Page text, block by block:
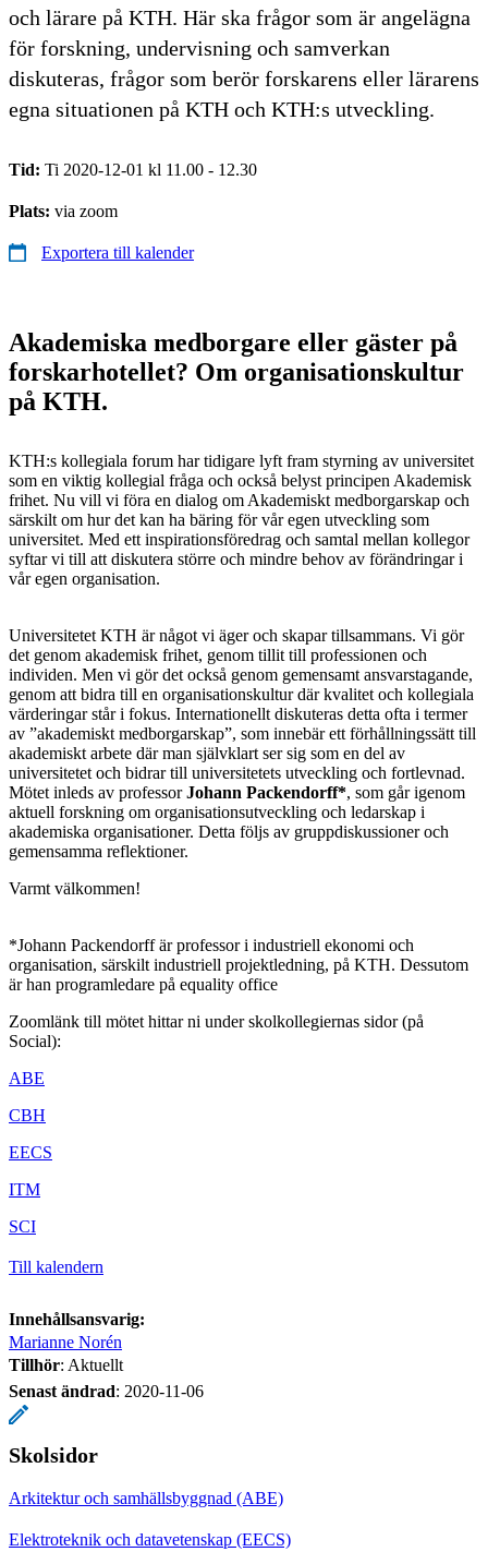
och lärare på KTH. Här ska frågor som är angelägna
för forskning, undervisning och samverkan
diskuteras, frågor som berör forskarens eller lärarens
egna situationen på KTH och KTH:s utveckling.
Tid: Ti 2020-12-01 kl 11.00 - 12.30
Plats: via zoom
Exportera till kalender
Akademiska medborgare eller gäster på
forskarhotellet? Om organisationskultur
på KTH.
KTH:s kollegiala forum har tidigare lyft fram styrning av universitet
som en viktig kollegial fråga och också belyst principen Akademisk
frihet. Nu vill vi föra en dialog om Akademiskt medborgarskap och
särskilt om hur det kan ha bäring för vår egen utveckling som
universitet. Med ett inspirationsföredrag och samtal mellan kollegor
syftar vi till att diskutera större och mindre behov av förändringar i
vår egen organisation.
Universitetet KTH är något vi äger och skapar tillsammans. Vi gör
det genom akademisk frihet, genom tillit till professionen och
individen. Men vi gör det också genom gemensamt ansvarstagande,
genom att bidra till en organisationskultur där kvalitet och kollegiala
värderingar står i fokus. Internationellt diskuteras detta ofta i termer
av ”akademiskt medborgarskap”, som innebär ett förhållningssätt till
akademiskt arbete där man självklart ser sig som en del av
universitetet och bidrar till universitetets utveckling och fortlevnad.
Mötet inleds av professorJohann Packendorff*, som går igenom
aktuell forskning om organisationsutveckling och ledarskap i
akademiska organisationer. Detta följs av gruppdiskussioner och
gemensamma reflektioner.
Varmt välkommen!
*Johann Packendorff är professor i industriell ekonomi och
organisation, särskilt industriell projektledning, på KTH. Dessutom
är han programledare på equality office
Zoomlänk till mötet hittar ni under skolkollegiernas sidor (på
Social):
ABE
CBH
EECS
ITM
SCI
Till kalendern
Innehållsansvarig:
Marianne Norén
Tillhör: Aktuellt
Senast ändrad: 2020-11-06
Skolsidor
Arkitektur och samhällsbyggnad (ABE)
Elektroteknik och datavetenskap (EECS)